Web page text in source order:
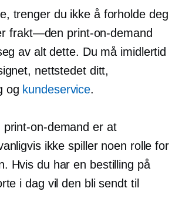
trenger du ikke å forholde deg
frakt—den print-on-demand
av alt dette. Du må imidlertid
nettstedet ditt,
og kundeservice.
print-on-demand er at
ikke spiller noen rolle for
Hvis du har en bestilling på
i dag vil den bli sendt til